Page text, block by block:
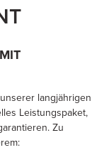
langjährigen
Leistungspaket,
Zu